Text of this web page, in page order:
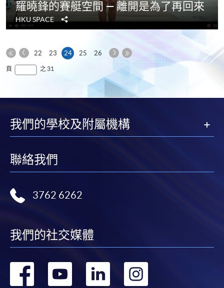
羅曉鋒的賽艇空間 — 離開是為了再回來
HKU SPACE
享
第
一
上
22 23 24本
25 26
下
最
頁 之 31
我們的學校及附屬機構
聯絡我們
3762 6262
我們的社交媒體
轉
轉
轉